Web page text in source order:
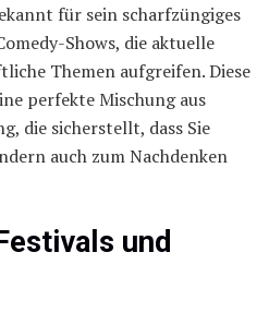
für sein scharfzüngiges
Shows, die aktuelle
Themen aufgreifen. Diese
perfekte Mischung aus
die sicherstellt, dass Sie
auch zum Nachdenken
und